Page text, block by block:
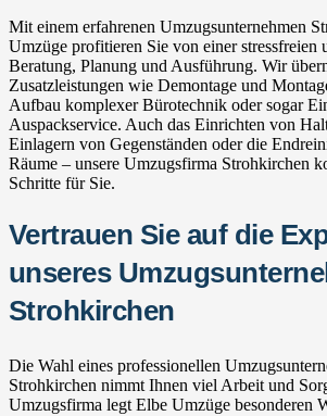
Mit einem erfahrenen Umzugsunternehmen
Umzüge profitieren Sie von einer stressfreien
Beratung, Planung und Ausführung. Wir
Zusatzleistungen wie Demontage und
Aufbau komplexer Bürotechnik oder sogar
Auspackservice. Auch das Einrichten von
Einlagern von Gegenständen oder die
Räume – unsere Umzugsfirma Strohkirchen
Schritte für Sie.
Vertrauen Sie auf die
unseres
Strohkirchen
Die Wahl eines professionellen
Strohkirchen nimmt Ihnen viel Arbeit und
Umzugsfirma legt Elbe Umzüge besonderen